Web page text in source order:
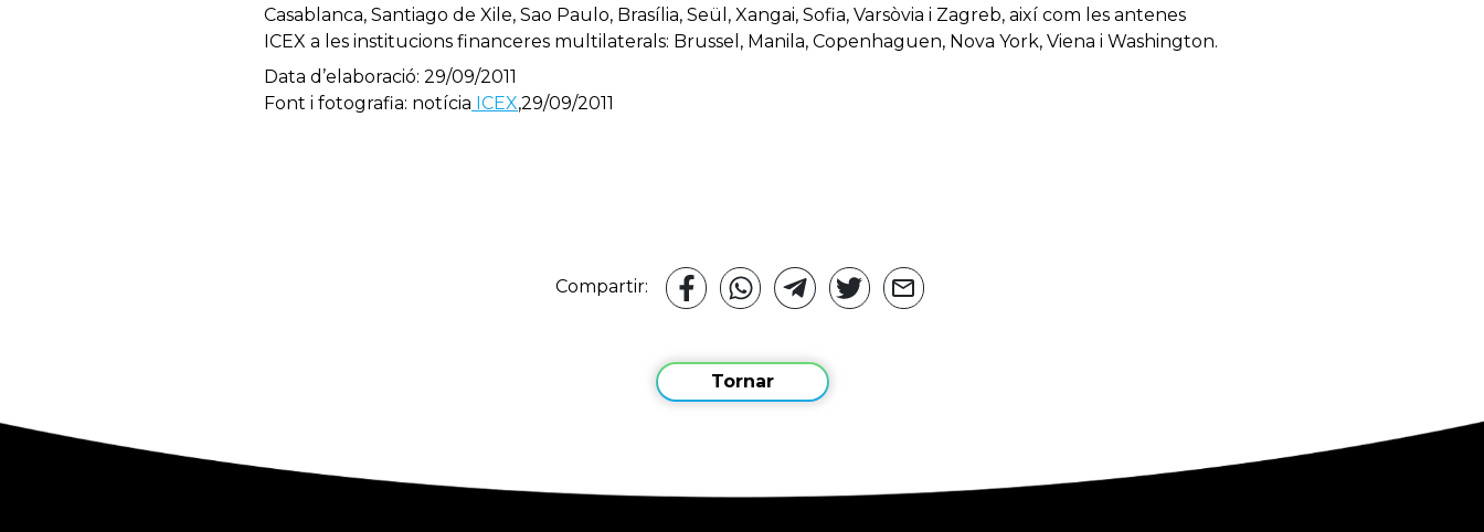
Casablanca, Santiago de Xile, Sao Paulo, Brasília, Seül, Xangai, Sofia, Varsòvia i Zagreb, així com les antenes
ICEX a les institucions financeres multilaterals: Brussel, Manila, Copenhaguen, Nova York, Viena i Washington.
Data d’elaboració: 29/09/2011
Font i fotografia: notícia ICEX,29/09/2011
Compartir:
Tornar